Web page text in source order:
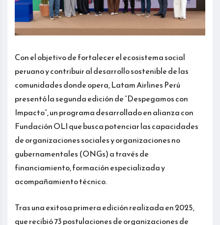
Con el objetivo de fortalecer el ecosistema social
peruano y contribuir al desarrollo sostenible de las
comunidades donde opera, Latam Airlines Perú
presentó la segunda edición de “Despegamos con
Impacto”, un programa desarrollado en alianza con
Fundación OLI que busca potenciar las capacidades
de organizaciones sociales y organizaciones no
gubernamentales (ONGs) a través de
financiamiento, formación especializada y
acompañamiento técnico.
Tras una exitosa primera edición realizada en 2025,
que recibió 73 postulaciones de organizaciones de